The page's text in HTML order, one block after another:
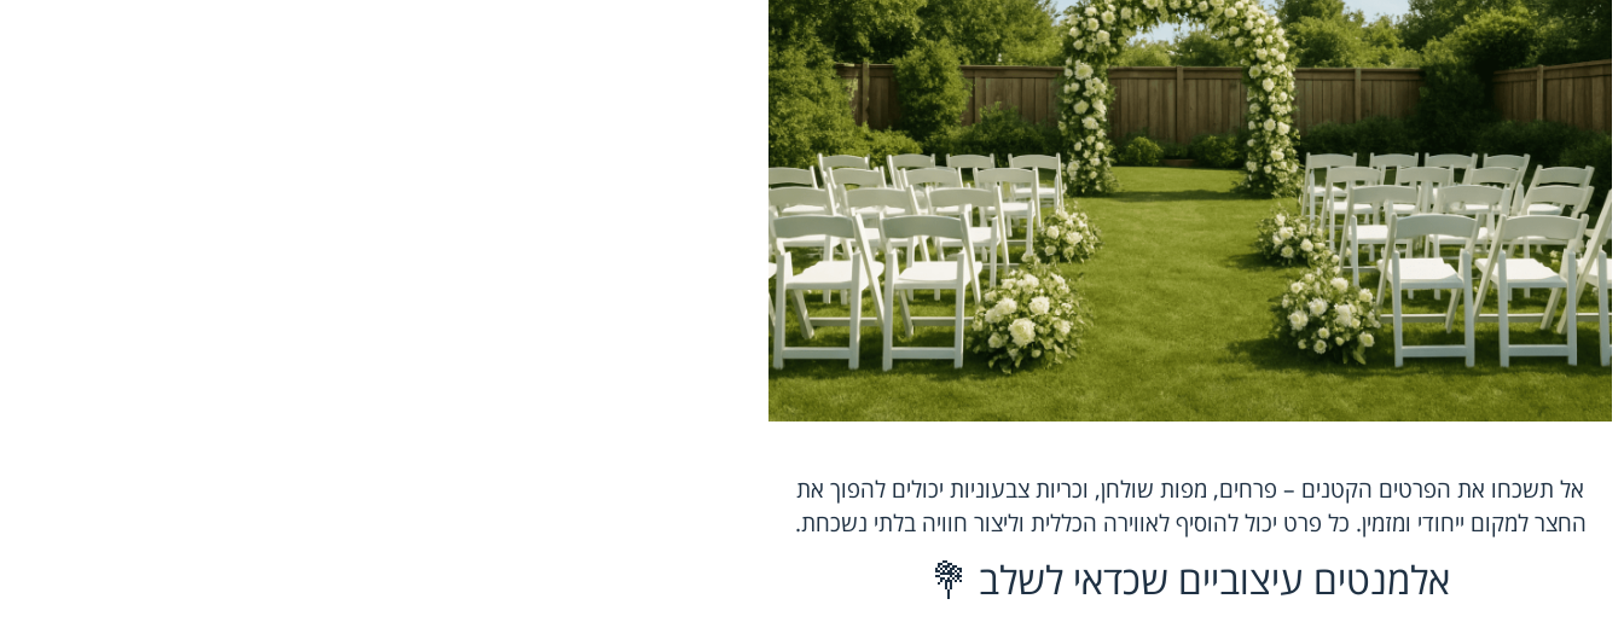
אל תשכחו את הפרטים הקטנים – פרחים, מפות שולחן, וכריות צבעוניות יכולים להפוך את
החצר למקום ייחודי ומזמין. כל פרט יכול להוסיף לאווירה הכללית וליצור חוויה בלתי נשכחת.
אלמנטים עיצוביים שכדאי לשלב 💐